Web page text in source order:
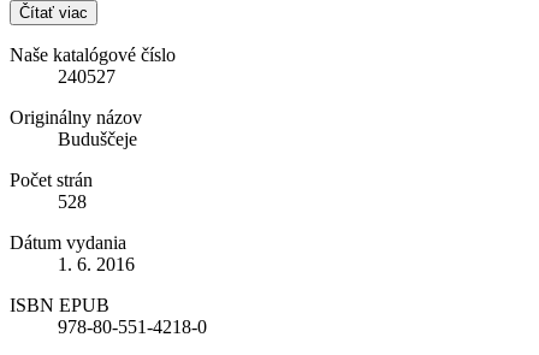
Čítať viac
Naše katalógové číslo
240527
Originálny názov
Buduščeje
Počet strán
528
Dátum vydania
1. 6. 2016
ISBN EPUB
978-80-551-4218-0